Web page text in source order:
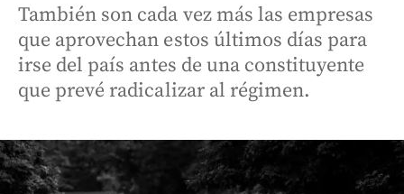
También son cada vez más las empresas
que aprovechan estos últimos días para
irse del país antes de una constituyente
que prevé radicalizar al régimen.